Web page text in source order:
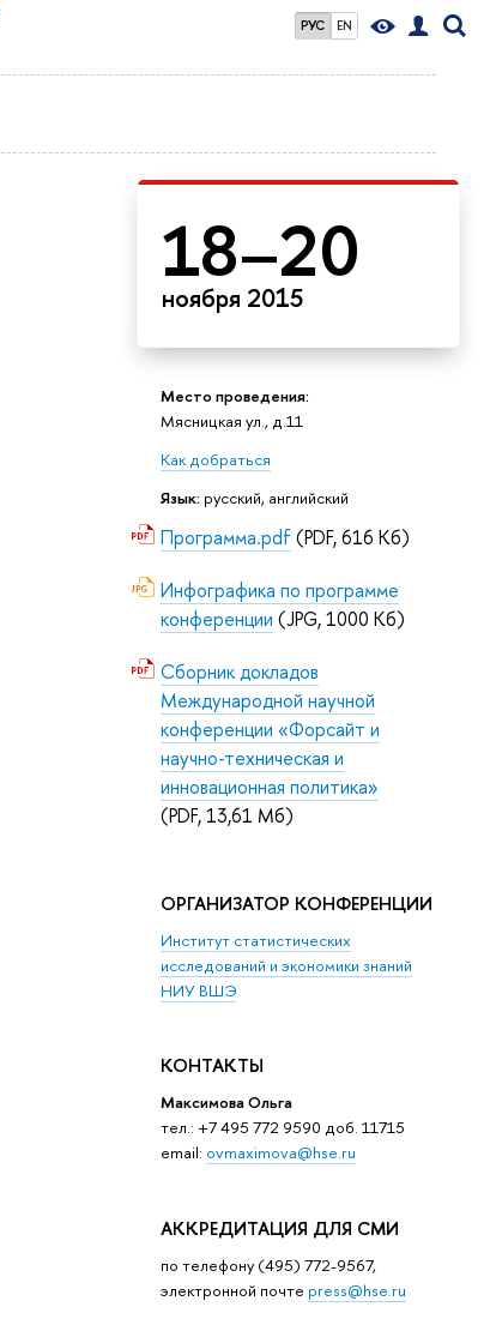
РУС EN
18–20
ноября 2015
Место проведения:
Мясницкая ул., д.11
Как добраться
Язык: русский, английский
Программа.pdf(PDF, 616 Кб)
Инфографика по программе
конференции (JPG, 1000 Кб)
Сборник докладов
Международной научной
конференции «Форсайт и
научно-техническая и
инновационная политика»
(PDF, 13,61 Мб)
ОРГАНИЗАТОР КОНФЕРЕНЦИИ
Институт статистических
исследований и экономики знаний
НИУ ВШЭ
КОНТАКТЫ
Максимова Ольга
тел.: +7 495 772 9590 доб. 11715
email: ovmaximova@hse.ru
АККРЕДИТАЦИЯ ДЛЯ СМИ
по телефону (495) 772-9567,
электронной почте press@hse.ru